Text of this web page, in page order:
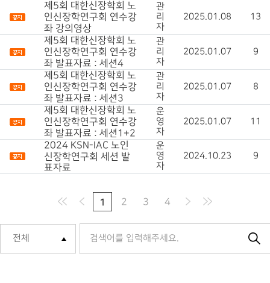
제5회 대한신장학회 노
인신장학연구회 연수강
좌 강의영상
관
리
자
2025.01.08 13
제5회 대한신장학회 노
인신장학연구회 연수강
좌 발표자료 : 세션4
관
리
자
2025.01.07 9
제5회 대한신장학회 노
인신장학연구회 연수강
좌 발표자료 : 세션3
관
리
자
2025.01.07 8
제5회 대한신장학회 노
인신장학연구회 연수강
좌 발표자료 : 세션1+2
운
영
자
2025.01.07 11
2024 KSN-IAC 노인
신장학연구회 세션 발
표자료
운
영
자
2024.10.23 9
1 2 3 4